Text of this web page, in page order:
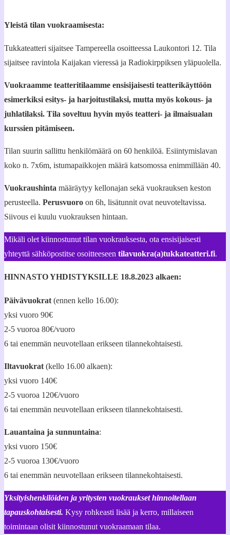
Yleistä tilan vuokraamisesta:
Tukkateatteri sijaitsee Tampereella osoitteessa Laukontori 12. Tila
sijaitsee ravintola Kaijakan vieressä ja Radiokirppiksen yläpuolella.
Vuokraamme teatteritilaamme ensisijaisesti teatterikäyttöön
esimerkiksi esitys- ja harjoitustilaksi, mutta myös kokous- ja
juhlatilaksi. Tila soveltuu hyvin myös teatteri- ja ilmaisualan
kurssien pitämiseen.
Tilan suurin sallittu henkilömäärä on 60 henkilöä. Esiintymislavan
koko n. 7x6m, istumapaikkojen määrä katsomossa enimmillään 40.
Vuokraushinta määräytyy kellonajan sekä vuokrauksen keston
perusteella. Perusvuoro on 6h, lisätunnit ovat neuvoteltavissa.
Siivous ei kuulu vuokrauksen hintaan.
Mikäli olet kiinnostunut tilan vuokrauksesta, ota ensisijaisesti
yhteyttä sähköpostitse osoitteeseen tilavuokra(a)tukkateatteri.fi.
HINNASTO YHDISTYKSILLE 18.8.2023 alkaen:
Päivävuokrat (ennen kello 16.00):
yksi vuoro 90€
2-5 vuoroa 80€/vuoro
6 tai enemmän neuvotellaan erikseen tilannekohtaisesti.
Iltavuokrat (kello 16.00 alkaen):
yksi vuoro 140€
2-5 vuoroa 120€/vuoro
6 tai enemmän neuvotellaan erikseen tilannekohtaisesti.
Lauantaina ja sunnuntaina:
yksi vuoro 150€
2-5 vuoroa 130€/vuoro
6 tai enemmän neuvotellaan erikseen tilannekohtaisesti.
Yksityishenkilöiden ja yritysten vuokraukset hinnoitellaan
tapauskohtaisesti. Kysy rohkeasti lisää ja kerro, millaiseen
toimintaan olisit kiinnostunut vuokraamaan tilaa.